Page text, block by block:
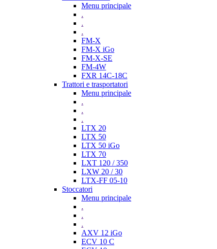
Menu principale
.
.
.
FM-X
FM-X iGo
FM-X-SE
FM-4W
FXR 14C-18C
Trattori e trasportatori
Menu principale
.
.
.
LTX 20
LTX 50
LTX 50 iGo
LTX 70
LXT 120 / 350
LXW 20 / 30
LTX-FF 05-10
Stoccatori
Menu principale
.
.
.
AXV 12 iGo
ECV 10 C